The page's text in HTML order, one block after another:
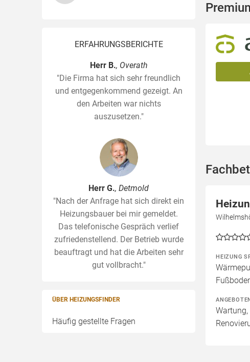
ERFAHRUNGSBERICHTE
Herr B., Overath
"Die Firma hat sich sehr freundlich
und entgegenkommend gezeigt. An
den Arbeiten war nichts
auszusetzen."
Herr G., Detmold
"Nach der Anfrage hat sich direkt ein
Heizungsbauer bei mir gemeldet.
Das telefonische Gespräch verlief
zufriedenstellend. Der Betrieb wurde
beauftragt und hat die Arbeiten sehr
gut vollbracht."
ÜBER HEIZUNGSFINDER
Häufig gestellte Fragen
HEIZUNG